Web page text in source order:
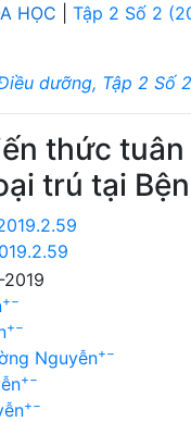
HỌC Tập 2 Số 2
dưỡng, Tập 2 Số
thức
trú tại
+−
+−
Nguyễn+−
+−
+−